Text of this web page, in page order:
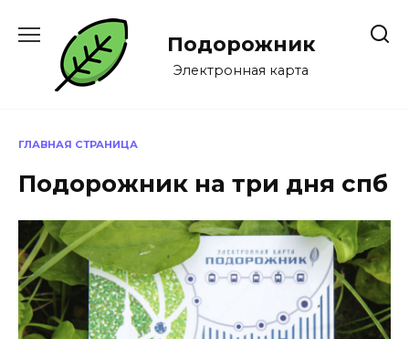
содержанию
Подорожник
Электронная карта
ГЛАВНАЯ СТРАНИЦА
Подорожник на три дня спб